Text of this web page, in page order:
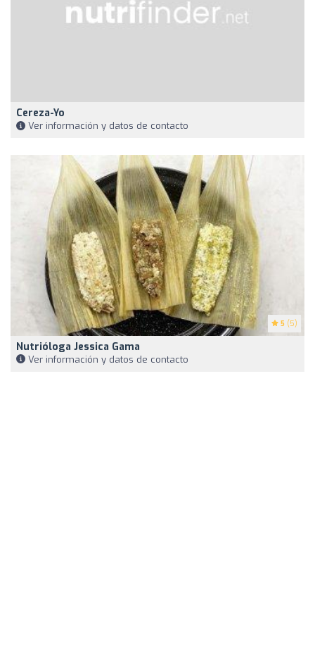
Cereza-Yo
Ver información y datos de contacto
5 (5)
Nutrióloga Jessica Gama
Ver información y datos de contacto